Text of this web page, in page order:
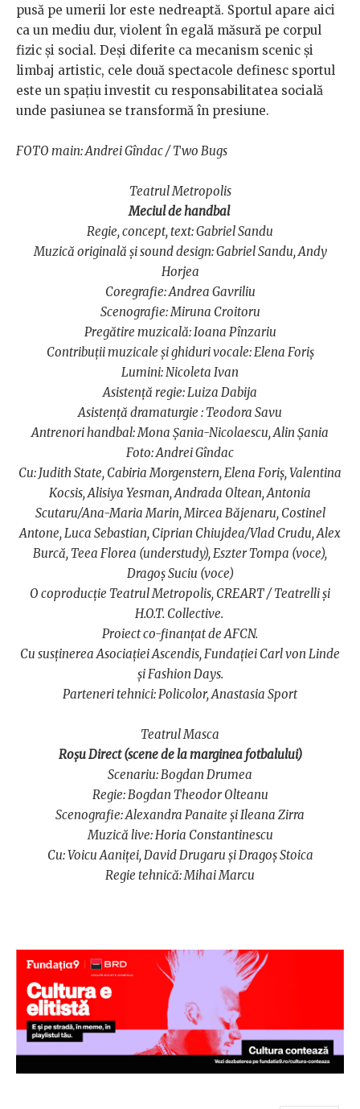
pusă pe umerii lor este nedreaptă. Sportul apare aici
ca un mediu dur, violent în egală măsură pe corpul
fizic și social. Deși diferite ca mecanism scenic și
limbaj artistic, cele două spectacole definesc sportul
este un spațiu investit cu responsabilitatea socială
unde pasiunea se transformă în presiune.
FOTO main: Andrei Gîndac / Two Bugs
Teatrul Metropolis
Meciul de handbal
Regie, concept, text: Gabriel Sandu
Muzică originală și sound design: Gabriel Sandu, Andy
Horjea
Coregrafie: Andrea Gavriliu
Scenografie: Miruna Croitoru
Pregătire muzicală: Ioana Pînzariu
Contribuții muzicale și ghiduri vocale: Elena Foriș
Lumini: Nicoleta Ivan
Asistență regie: Luiza Dabija
Asistență dramaturgie : Teodora Savu
Antrenori handbal: Mona Șania-Nicolaescu, Alin Șania
Foto: Andrei Gîndac
Cu: Judith State, Cabiria Morgenstern, Elena Foriș, Valentina
Kocsis, Alisiya Yesman, Andrada Oltean, Antonia
Scutaru/Ana-Maria Marin, Mircea Băjenaru, Costinel
Antone, Luca Sebastian, Ciprian Chiujdea/Vlad Crudu, Alex
Burcă, Teea Florea (understudy), Eszter Tompa (voce),
Dragoș Suciu (voce)
O coproducție Teatrul Metropolis, CREART / Teatrelli și
H.O.T. Collective.
Proiect co-finanțat de AFCN.
Cu susținerea Asociației Ascendis, Fundației Carl von Linde
și Fashion Days.
Parteneri tehnici: Policolor, Anastasia Sport
Teatrul Masca
Roșu Direct (scene de la marginea fotbalului)
Scenariu: Bogdan Drumea
Regie: Bogdan Theodor Olteanu
Scenografie: Alexandra Panaite și Ileana Zirra
Muzică live: Horia Constantinescu
Cu: Voicu Aaniței, David Drugaru și Dragoș Stoica
Regie tehnică: Mihai Marcu